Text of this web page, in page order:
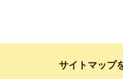
サイトマップ